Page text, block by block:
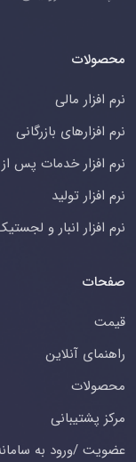
محصولات
نرم افزار مالی
نرم افزارهای بازرگانی
نرم افزار خدمات پس
نرم افزار تولید
نرم افزار انبار و
صفحات
قیمت
راهنمای آنلاین
محصولات
مرکز پشتیبانی
عضویت /ورود به